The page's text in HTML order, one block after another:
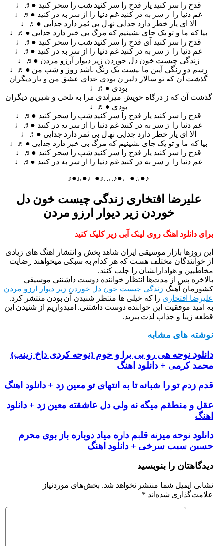
قدح را سر کنید یار قدح را سر کنید شب را سحر کنید ●♬♩
غم دنیا را از سر به در کنید غم دنیا را از سر به در کنید ●♬♩
الا ای یار خطر دارد جدایی نهال بی ثمر دارد جدایی ●♬♩
بیا که ما و تو یک جای نشینیم که مرگ بی خبر دارد جدایی ●♬♩
قدح را سر کنید آی قدح را سر کنید شب را سحر کنید ●♬♩
غم دنیا را از سر به در کنید غم دنیا را از سر به در کنید ●♬♩
زندگی چیست خون دل خوردن زیر دیوار آرزو مردن ●♬♩
رسم دو رنگی آیین ما نیست یک رنگ باشد روز و شب من ●♬♩
گذشت آن که تو سالار دلبران بودی خدای عشق من و یار دیگران
بودی ●♬♩
گذشت آن که ز درگاه خویش میراندی مرا به تلخی و شیرین دیگران
بودی ●♬♩
قدح را سر کنید یار قدح را سر کنید شب را سحر کنید ●♬♩
غم دنیا را از سر به در کنید غم دنیا را از سر به در کنید ●♬♩
الا ای یار خطر دارد جدایی نهال بی ثمر دارد جدایی ●♬♩
بیا که ما و تو یک جای نشینیم که مرگ بی خبر دارد جدایی ●♬♩
قدح را سر کنید یار قدح را سر کنید شب را سحر کنید ●♬♩
غم دنیا را از سر به در کنید غم دنیا را از سر به در کنید ●♬♩
♪●♫●♩●♪.♫.♪●♩●♫●♪
علیرضا افتخاری زندگی چیست خون دل
خوردن زیر دیوار ارزو مردن
برای دانلود اهنگ روی لینک آبی زیر کلیک کنید
این روزها بازار موسیقی ایران شاهد پخش و انتشار اهنگ های زیادی
از خوانندگان مختلف هست که هر کدام به سبکی میخواهند رضایت
مخاطبین و هوادارانشان را جلب کنند.
بالاخره پس از مدت‌ها انتظار خواننده دوست داشتنی موسیقی
کشورمان آهنگ زندگی چیست خون دل خوردن زیر دیوار ارزو مردن
علیرضا افتخاری را که خیلی ها منتظر شنیدن آن بودن منتشر کرد.
به امید موفقیت این خواننده دوست داشتنی. امیدواریم از شنیدن این
قطعه زیبا و جذاب لذت ببرید.
نوشته های مشابه
دانلود نوحه هی رو بی برا و خوم {نوحه کردی داخ زینب}
محمد کرمی + دانلود اهنگ
قدم زدم تو را شبانه تا به انتهای تو معین زد + دانلود اهنگ
عقل و منطقم میگه نه ولی دل عاشقته معین زد + دانلود
اهنگ
دانلود نوحه میزنه قلبم داره میاد دوباره باز بوی محرم
حسین سیب سرخی + دانلود اهنگ
دیدگاهتان را بنویسید
نشانی ایمیل شما منتشر نخواهد شد. بخش‌های موردنیاز
علامت‌گذاری شده‌اند *